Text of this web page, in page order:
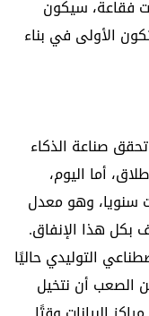
فقاعة، سيكون
الأولى في بناء
صناعة الذكاء
أما اليوم،
سنويا، وهو معدل
بكل هذا الإنفاق.
التوليدي حاليًا
الصعب أن نتخيل